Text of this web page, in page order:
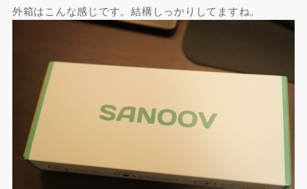
外箱はこんな感じです。結構しっかりしてますね。